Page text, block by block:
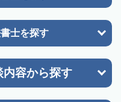
士を探す
内容から探す